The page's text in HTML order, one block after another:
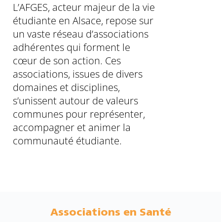
L’AFGES, acteur majeur de la vie
étudiante en Alsace, repose sur
un vaste réseau d’associations
adhérentes qui forment le
cœur de son action. Ces
associations, issues de divers
domaines et disciplines,
s’unissent autour de valeurs
communes pour représenter,
accompagner et animer la
communauté étudiante.
Associations en Santé